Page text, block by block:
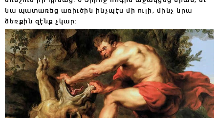
նա պատառեց առիւծին ինչպէս մի ուլի, մինչ նրա
ձեռքին զէնք չկար: